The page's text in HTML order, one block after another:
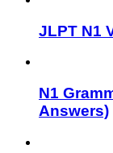
JLPT N1
N1
Answers)